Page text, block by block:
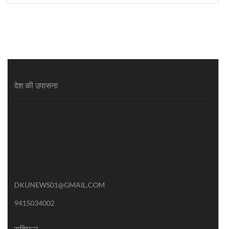
देश की उपासना
DKUNEWS01@GMAIL.COM
9415034002